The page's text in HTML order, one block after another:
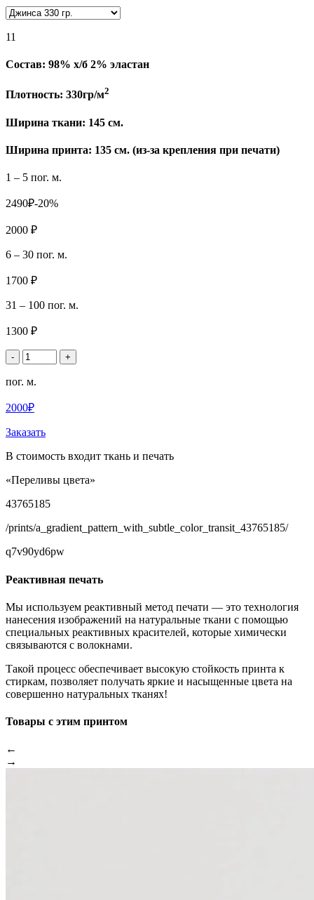
11
Состав: 98% х/б 2% эластан
Плотность: 330гр/м2
Ширина ткани: 145 см.
Ширина принта: 135 см. (из-за крепления при печати)
1 – 5 пог. м.
2490₽-20%
2000 ₽
6 – 30 пог. м.
1700 ₽
31 – 100 пог. м.
1300 ₽
- +
пог. м.
2000₽
Заказать
В стоимость входит ткань и печать
«Переливы цвета»
43765185
/prints/a_gradient_pattern_with_subtle_color_transit_43765185/
q7v90yd6pw
Реактивная печать
Мы используем реактивный метод печати — это технология
нанесения изображений на натуральные ткани с помощью
специальных реактивных красителей, которые химически
связываются с волокнами.
Такой процесс обеспечивает высокую стойкость принта к
стиркам, позволяет получать яркие и насыщенные цвета на
совершенно натуральных тканях!
Товары с этим принтом
←
→